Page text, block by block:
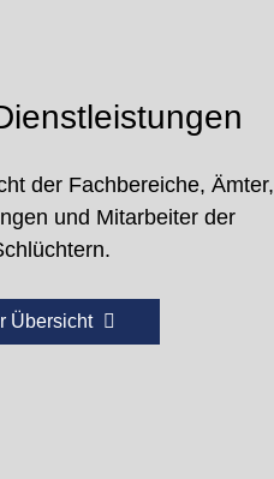
der Fachbereiche, Ämter,
und Mitarbeiter der
Übersicht